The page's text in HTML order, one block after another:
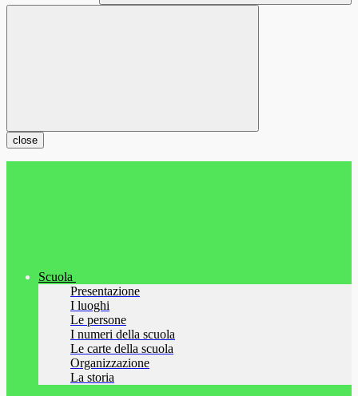
close
Scuola
Presentazione
I luoghi
Le persone
I numeri della scuola
Le carte della scuola
Organizzazione
La storia